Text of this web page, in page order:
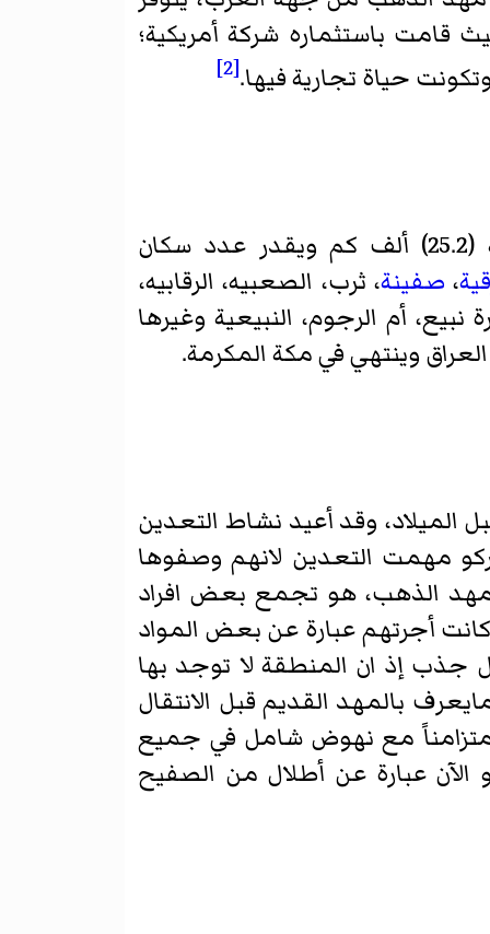
باستثماره شركة أمريكية؛
حياة تجارية فيها.[2]
تعتبر المهد أكبر محافظات المدينة المنورة مساحة حيث تبلغ مساحتها الكلية (25.2) ألف كم ويقدر عدد سكان
، صفينة، ثرب، الصعبيه، الرقابيه،
أم الرجوم، النبيعية وغيرها
وينتهي في مكة المكرمة.
النظائر المشعه لمخلفات التعدين في محافظة مهد الذهب أنها تعود لــ 961 قبل الميلاد، وقد أعيد نشاط التعدين
مهمت التعدين لانهم وصفوها
مهد الذهب، هو تجمع بعض افراد
أجرتهم عبارة عن بعض المواد
جذب إذ ان المنطقة لا توجد بها
بالمهد القديم قبل الانتقال
متزامناً مع نهوض شامل في جميع
الآن عبارة عن أطلال من الصفيح